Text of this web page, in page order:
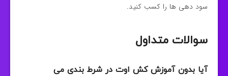
سود دهی ها را کسب کنید.
سوالات متداول
آیا بدون آموزش کش اوت در شرط بندی می